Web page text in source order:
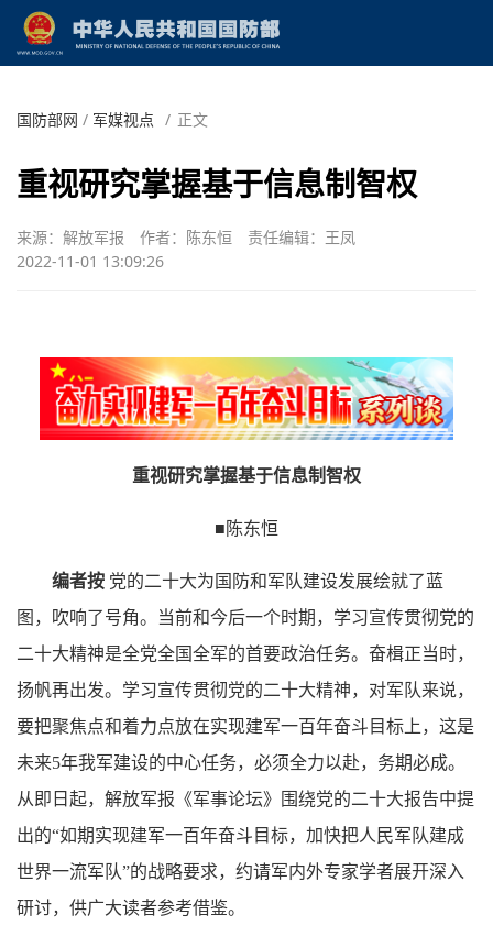
国防部网 / 军媒视点 / 正文
重视研究掌握基于信息制智权
来源：解放军报 作者：陈东恒
责任编辑：王凤
2022-11-01 13:09:26
重视研究掌握基于信息制智权
■陈东恒
编者按 党的二十大为国防和军队建设发展绘就了蓝
图，吹响了号角。当前和今后一个时期，学习宣传贯彻党的
二十大精神是全党全国全军的首要政治任务。奋楫正当时，
扬帆再出发。学习宣传贯彻党的二十大精神，对军队来说，
要把聚焦点和着力点放在实现建军一百年奋斗目标上，这是
未来5年我军建设的中心任务，必须全力以赴，务期必成。
从即日起，解放军报《军事论坛》围绕党的二十大报告中提
出的“如期实现建军一百年奋斗目标，加快把人民军队建成
世界一流军队”的战略要求，约请军内外专家学者展开深入
研讨，供广大读者参考借鉴。